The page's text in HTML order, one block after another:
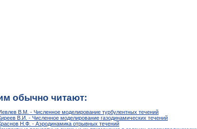
обычно читают:
В.М. - Численное моделирование турбулентных течений
В.И. - Численное моделирование газодинамических течений
Н.Ф. - Аэродинамика отрывных течений